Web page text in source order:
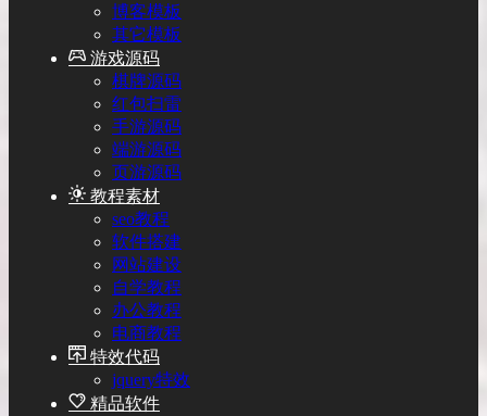
博客模板
其它模板
游戏源码
棋牌源码
红包扫雷
手游源码
端游源码
页游源码
教程素材
seo教程
软件搭建
网站建设
自学教程
办公教程
电商教程
特效代码
jquery特效
精品软件